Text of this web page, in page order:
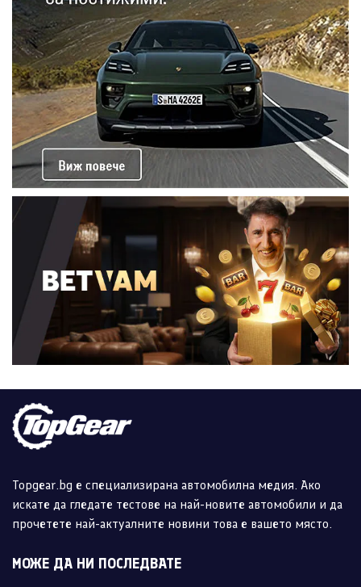
Topgear.bg е специализирана автомобилна медия. Ако
искате да гледате тестове на най-новите автомобили и да
прочетете най-актуалните новини това е вашето място.
МОЖЕ ДА НИ ПОСЛЕДВАТЕ